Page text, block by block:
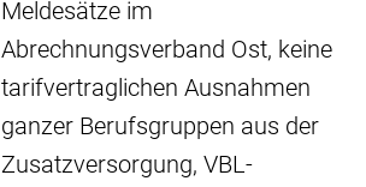
Meldesätze im
Abrechnungsverband Ost, keine
tarifvertraglichen Ausnahmen
ganzer Berufsgruppen aus der
Zusatzversorgung, VBL-